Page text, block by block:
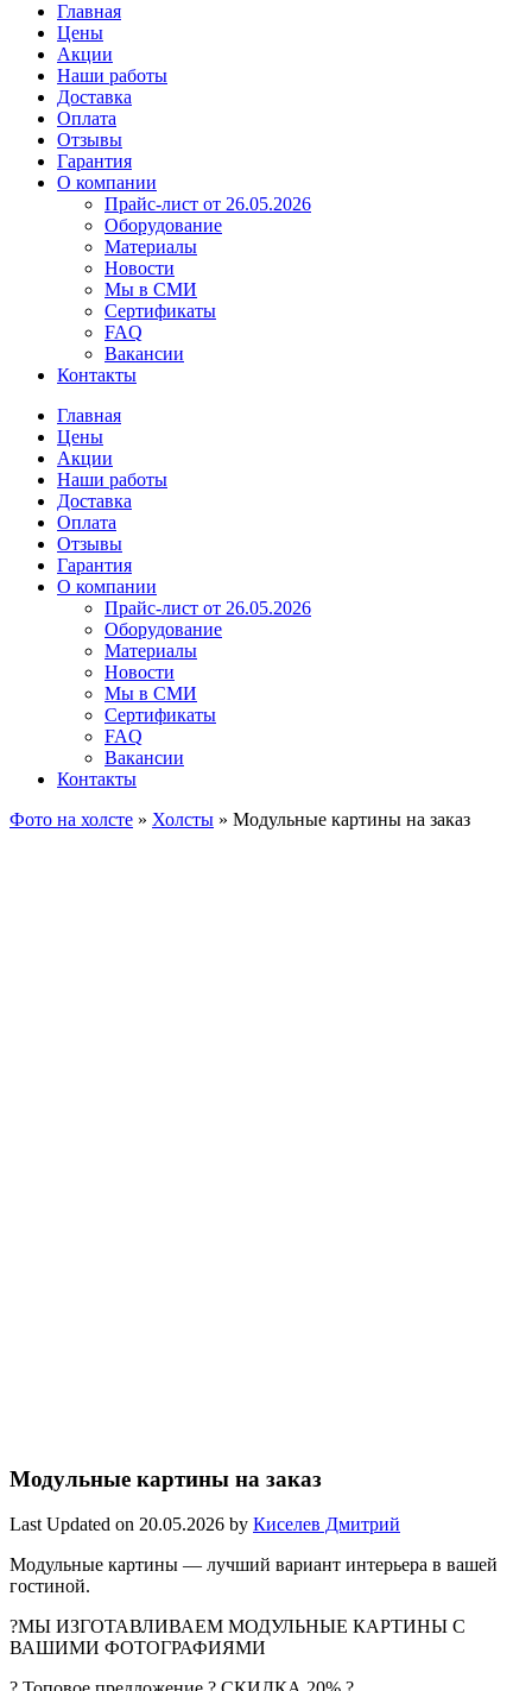
Главная
Цены
Акции
Наши работы
Доставка
Оплата
Отзывы
Гарантия
О компании
Прайс-лист от 26.05.2026
Оборудование
Материалы
Новости
Мы в СМИ
Сертификаты
FAQ
Вакансии
Контакты
Главная
Цены
Акции
Наши работы
Доставка
Оплата
Отзывы
Гарантия
О компании
Прайс-лист от 26.05.2026
Оборудование
Материалы
Новости
Мы в СМИ
Сертификаты
FAQ
Вакансии
Контакты
Фото на холсте » Холсты » Модульные картины на заказ
Модульные картины на заказ
Last Updated on 20.05.2026 by Киселев Дмитрий
Модульные картины — лучший вариант интерьера в вашей
гостиной.
?МЫ ИЗГОТАВЛИВАЕМ МОДУЛЬНЫЕ КАРТИНЫ С
ВАШИМИ ФОТОГРАФИЯМИ